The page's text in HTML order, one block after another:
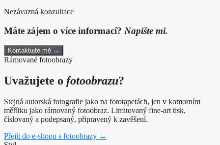
Nezávazná konzultace
Máte zájem o více informací? Napište mi.
Kontaktujte mě →
Rámované fotoobrazy
Uvažujete o fotoobrazu?
Stejná autorská fotografie jako na fototapetách, jen v komorním
měřítku jako rámovaný fotoobraz. Limitovaný fine-art tisk,
číslovaný a podepsaný, připravený k zavěšení.
Přejít do e-shopu s fotoobrazy →